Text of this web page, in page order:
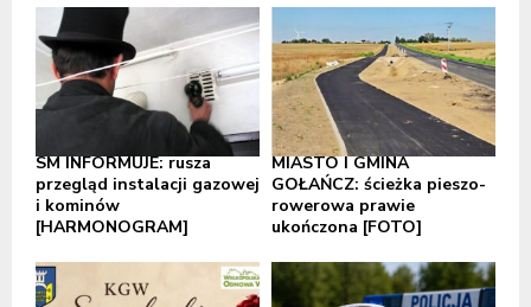
SM INFORMUJE: rusza
przegląd instalacji gazowej
i kominów
[HARMONOGRAM]
MIASTO I GMINA
GOŁAŃCZ: ścieżka pieszo-
rowerowa prawie
ukończona [FOTO]